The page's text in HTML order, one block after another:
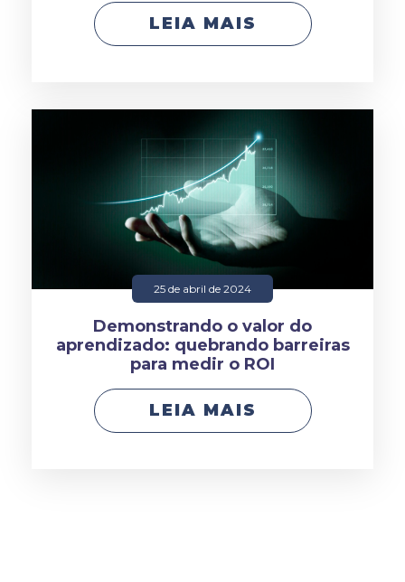
LEIA MAIS
25 de abril de 2024
Demonstrando o valor do
aprendizado: quebrando barreiras
para medir o ROI
LEIA MAIS